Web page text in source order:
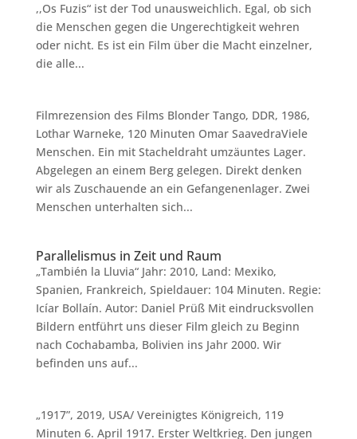
,,Os Fuzis“ ist der Tod unausweichlich. Egal, ob sich
die Menschen gegen die Ungerechtigkeit wehren
oder nicht. Es ist ein Film über die Macht einzelner,
die alle...
Filmrezension des Films Blonder Tango, DDR, 1986,
Lothar Warneke, 120 Minuten Omar SaavedraViele
Menschen. Ein mit Stacheldraht umzäuntes Lager.
Abgelegen an einem Berg gelegen. Direkt denken
wir als Zuschauende an ein Gefangenenlager. Zwei
Menschen unterhalten sich...
Parallelismus in Zeit und Raum
„También la Lluvia“ Jahr: 2010, Land: Mexiko,
Spanien, Frankreich, Spieldauer: 104 Minuten. Regie:
Icíar Bollaín. Autor: Daniel Prüß Mit eindrucksvollen
Bildern entführt uns dieser Film gleich zu Beginn
nach Cochabamba, Bolivien ins Jahr 2000. Wir
befinden uns auf...
„1917”, 2019, USA/ Vereinigtes Königreich, 119
Minuten 6. April 1917. Erster Weltkrieg. Den jungen